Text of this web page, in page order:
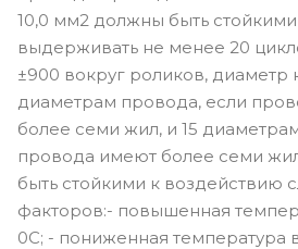
10,0 мм2 должны быть стойкими
выдерживать не менее 20
±900 вокруг роликов, диаметр
диаметрам провода, если
более семи жил, и 15
провода имеют более семи
быть стойкими к воздействию
факторов:- повышенная
0С; - пониженная температура